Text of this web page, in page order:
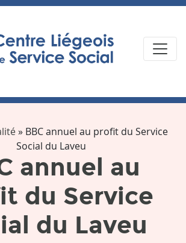
» BBC annuel au profit du Service
Social du Laveu
annuel au
du Service
du Laveu